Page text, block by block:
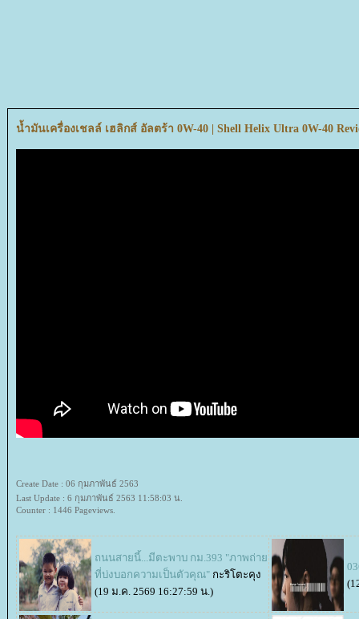
น้ำมันเครื่องเชลล์ เฮลิกส์ อัลตร้า 0W-40 | Shell Helix Ultra 0W-40
Create Date : 06 กุมภาพันธ์ 2563
Last Update : 6 กุมภาพันธ์ 2563 11:58:03 น.
Counter : 1446 Pageviews.
ถนนสายนี้...มีตะพาบ กม.393 "ภาพถ่า
ที่บ่งบอกความเป็นตัวคุณ" กะริโตะคุง
(19 ม.ค. 2569 16:27:59 น.)